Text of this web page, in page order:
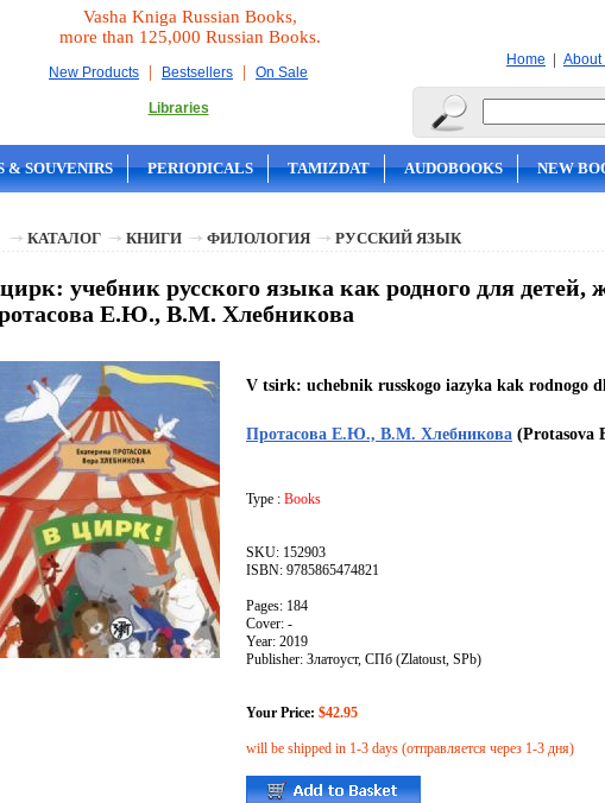
Vasha Kniga Russian Books,
more than 125,000 Russian Books.
New Products | Bestsellers | On Sale
Libraries
Home | About
& SOUVENIRS PERIODICALS TAMIZDAT AUDOBOOKS NEW
КАТАЛОГ КНИГИ ФИЛОЛОГИЯ РУССКИЙ ЯЗЫК
учебник русского языка как родного для детей,
Е.Ю., В.М. Хлебникова
V tsirk: uchebnik russkogo iazyka kak rodnogo
Протасова Е.Ю., В.М. Хлебникова (Protasova
Type : Books
SKU: 152903
ISBN: 9785865474821
Pages: 184
Cover: -
Year: 2019
Publisher: Златоуст, СПб (Zlatoust, SPb)
Your Price: $42.95
will be shipped in 1-3 days (отправляется через 1-3 дня)